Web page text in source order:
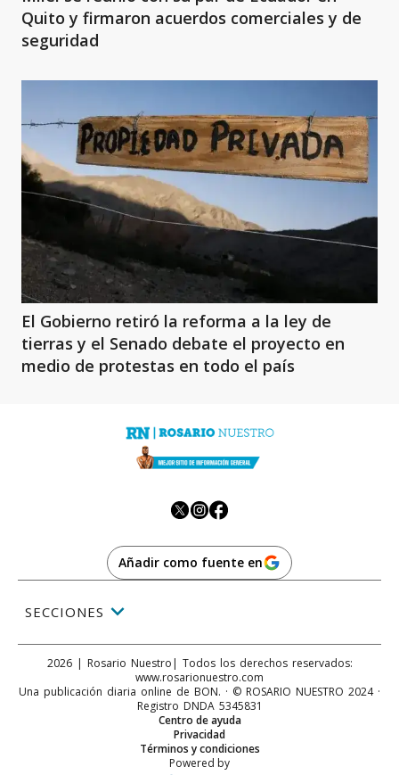
Quito y firmaron acuerdos comerciales y de
seguridad
El Gobierno retiró la reforma a la ley de
tierras y el Senado debate el proyecto en
medio de protestas en todo el país
Añadir como fuente en
SECCIONES
2026| Rosario Nuestro | Todos los derechos reservados:
www.rosarionuestro.com
Una publicación diaria online de BON. · © ROSARIO NUESTRO 2024 ·
Registro DNDA 5345831
Términos y condiciones
Privacidad
Centro de ayuda
Powered by